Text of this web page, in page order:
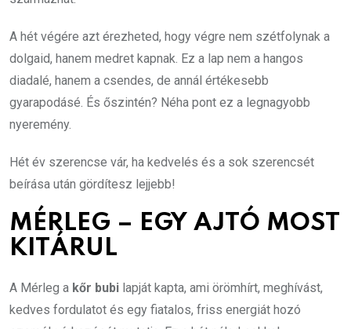
A hét végére azt érezheted, hogy végre nem szétfolynak a
dolgaid, hanem medret kapnak. Ez a lap nem a hangos
diadalé, hanem a csendes, de annál értékesebb
gyarapodásé. És őszintén? Néha pont ez a legnagyobb
nyeremény.
Hét év szerencse vár, ha kedvelés és a sok szerencsét
beírása után gördítesz lejjebb!
MÉRLEG – EGY AJTÓ MOST
KITÁRUL
A Mérleg a kőr bubi lapját kapta, ami örömhírt, meghívást,
kedves fordulatot és egy fiatalos, friss energiát hozó